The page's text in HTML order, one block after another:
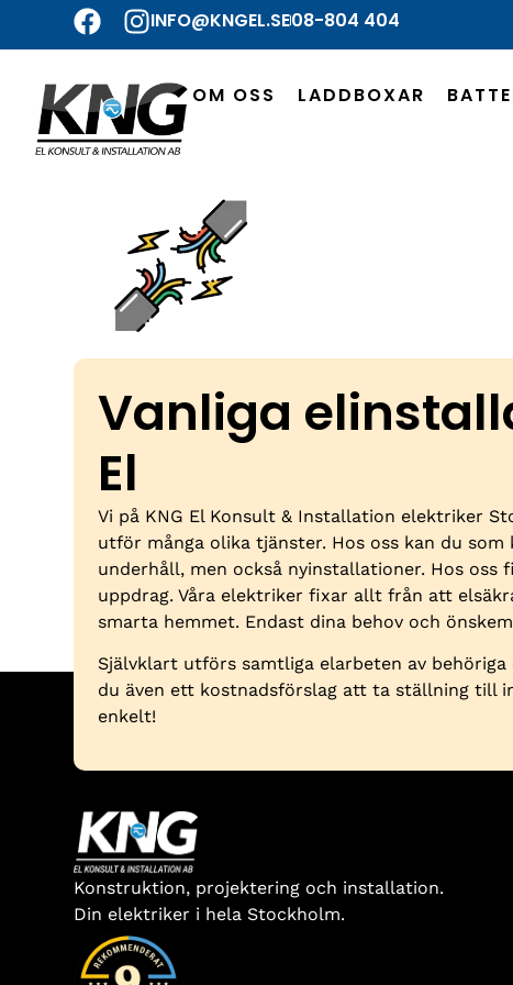
INFO@KNGEL.SE08-804 404
OM OSS LADDBOXAR
Vanliga
El
Vi på KNG El Konsult & Installation elektriker
utför många olika tjänster. Hos oss kan du
underhåll, men också nyinstallationer. Hos oss
uppdrag. Våra elektriker fixar allt från att
smarta hemmet. Endast dina behov och
Självklart utförs samtliga elarbeten av
du även ett kostnadsförslag att ta ställning till
enkelt!
Konstruktion, projektering och installation.
Din elektriker i hela Stockholm.